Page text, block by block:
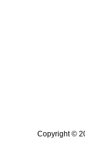
Copyright ©